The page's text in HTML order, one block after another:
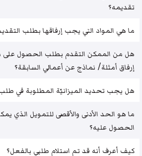
تقديمه؟
ما هي المواد التي يجب إرفاقها بطلب
هل من الممكن التقدم بطلب الحصول
إرفاق أمثلة/ نماذج عن أعمالي السابقة؟
هل يجب تحديد الميزانيّة المطلوبة في
ما هو الحد الأدنى والأقصى للتمويل الذي
الحصول عليه؟
كيف أعرف أنه قد تم استلام طلبي بالفعل؟